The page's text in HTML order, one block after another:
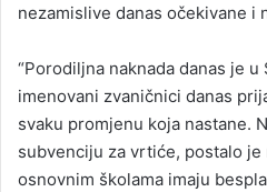
nezamislive danas očekivane i
“Porodiljna naknada danas je u
imenovani zvaničnici danas
svaku promjenu koja nastane.
subvenciju za vrtiće, postalo
osnovnim školama imaju